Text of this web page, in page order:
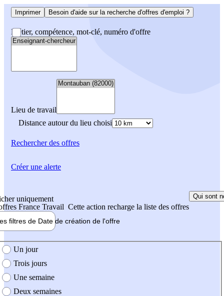
Imprimer Besoin d'aide sur la recherche d'offres d'emploi ?
Métier, compétence, mot-clé, numéro d'offre
Lieu de travail
Distance autour du lieu choisi
Rechercherdes offres
uniquement
France Travail Cette action recharge la liste des offres
Qui sont
filtres de Date de création de l'offre
création de l'offre
Un jour
Trois jours
Une semaine
Deux semaines
Créer une alerte